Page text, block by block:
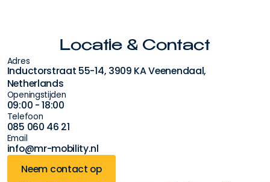
Locat ie & Contact
Adres
Inductorstraat 55-14, 3909 KAVeenendaal,
Netherlands
Openingstijden
09:00 -18:00
Telefoon
085 060 46 21
Email
info@mr-mobility.nl
Neem contact op